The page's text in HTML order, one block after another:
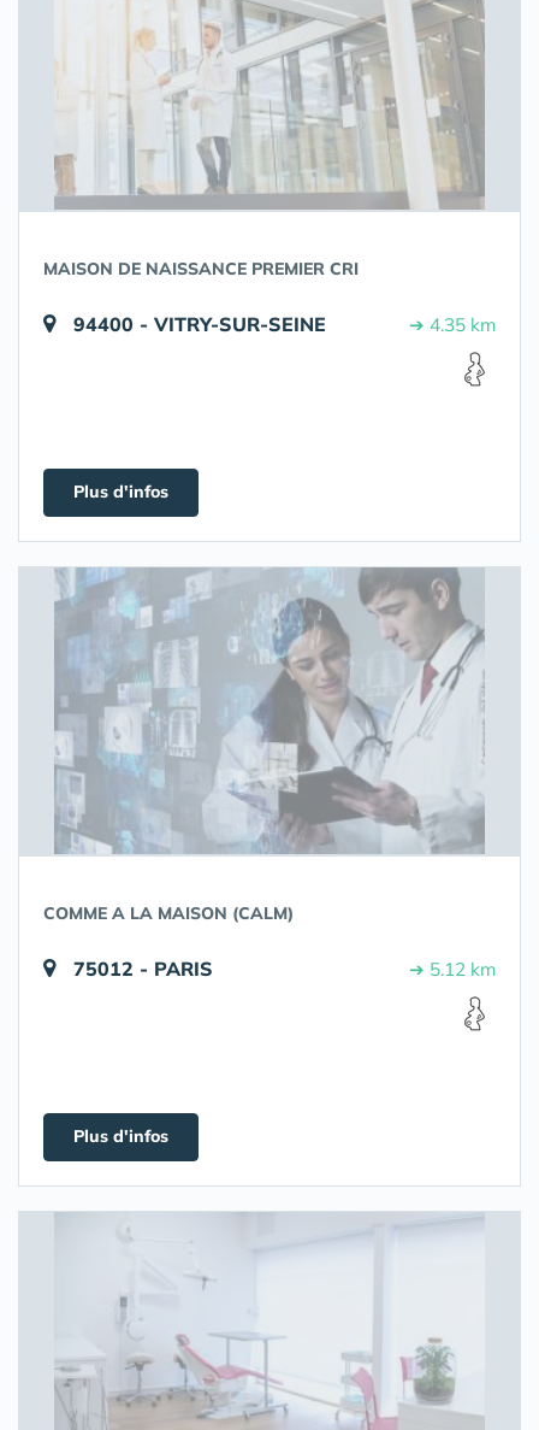
MAISON DE NAISSANCE PREMIER CRI
94400 - VITRY-SUR-SEINE ➔ 4.35 km
Plus d'infos
COMME A LA MAISON (CALM)
75012 - PARIS ➔ 5.12 km
Plus d'infos